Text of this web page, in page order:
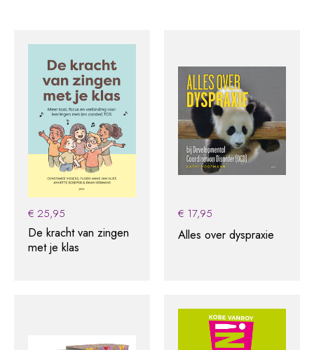
€ 25,95
De kracht van zingen
met je klas
€ 17,95
Alles over dyspraxie